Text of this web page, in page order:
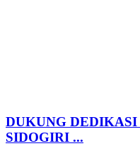
DUKUNG
SIDOGIRI ...